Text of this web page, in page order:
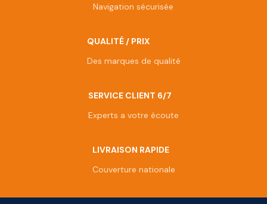
Navigation sécurisée
QUALITÉ / PRIX
Des marques de qualité
SERVICE CLIENT 6/7
Experts a votre écoute
LIVRAISON RAPIDE
Couverture nationale